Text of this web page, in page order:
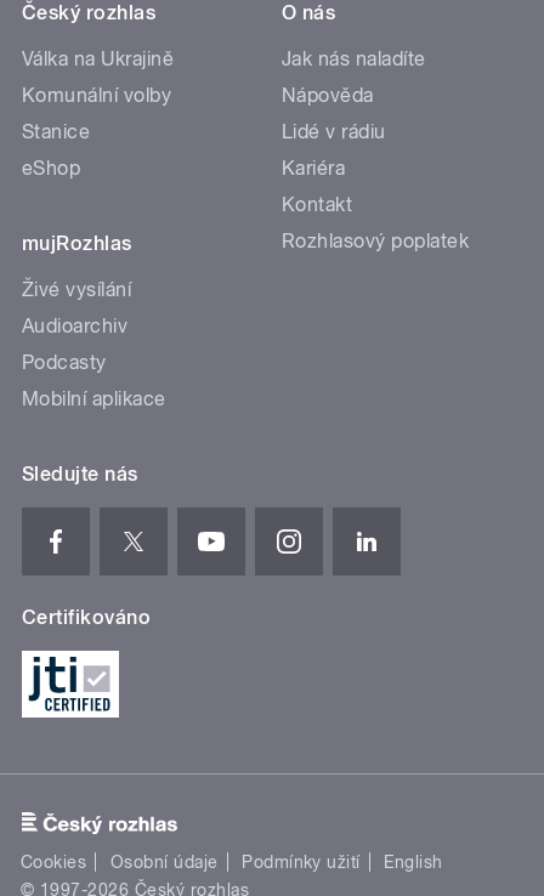
Český rozhlas
Válka na Ukrajině
Komunální volby
Stanice
eShop
mujRozhlas
Živé vysílání
Audioarchiv
Podcasty
Mobilní aplikace
O nás
Jak nás naladíte
Nápověda
Lidé v rádiu
Kariéra
Kontakt
Rozhlasový poplatek
Sledujte nás
Certifikováno
Cookies Osobní údaje Podmínky užití
English
© 1997-2026 Český rozhlas